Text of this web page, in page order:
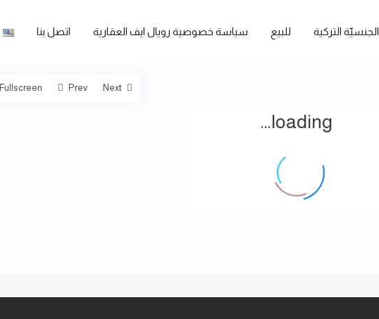
الجنسيّة التركية للبيع سياسة خصوصية رويال ايف العقارية اتصل بنا
loading...
Fullscreen Prev Next